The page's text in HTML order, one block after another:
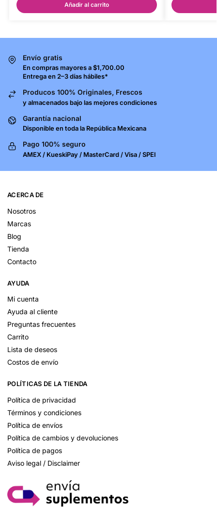
Añadir al carrito
Envío gratis
En compras mayores a $1,700.00
Entrega en 2–3 días hábiles*
Producos 100% Originales, Frescos
y almacenados bajo las mejores condiciones
Garantía nacional
Disponible en toda la República Mexicana
Pago 100% seguro
AMEX / KueskiPay / MasterCard / Visa / SPEI
ACERCA DE
Nosotros
Marcas
Blog
Tienda
Contacto
AYUDA
Mi cuenta
Ayuda al cliente
Preguntas frecuentes
Carrito
Lista de deseos
Costos de envío
POLÍTICAS DE LA TIENDA
Política de privacidad
Términos y condiciones
Política de envíos
Política de cambios y devoluciones
Política de pagos
Aviso legal / Disclaimer